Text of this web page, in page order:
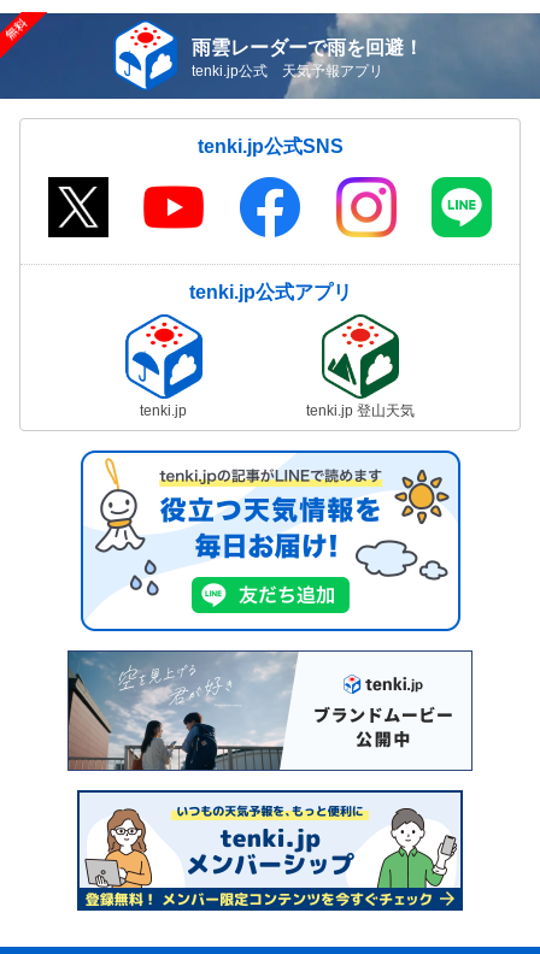
雨雲レーダーで雨を回避！
tenki.jp公式 天気予報アプリ
tenki.jp公式SNS
tenki.jp公式アプリ
tenki.jp tenki.jp 登山天気